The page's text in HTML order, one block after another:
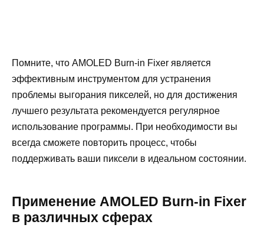
Помните, что AMOLED Burn-in Fixer является
эффективным инструментом для устранения
проблемы выгорания пикселей, но для достижения
лучшего результата рекомендуется регулярное
использование программы. При необходимости вы
всегда сможете повторить процесс, чтобы
поддерживать ваши пиксели в идеальном состоянии.
Применение AMOLED Burn-in Fixer
в различных сферах